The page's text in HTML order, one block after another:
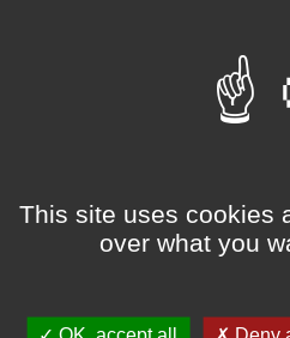
This site uses cookies
over what you